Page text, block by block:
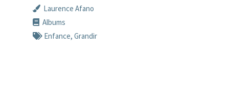
Laurence Afano
Albums
Enfance, Grandir